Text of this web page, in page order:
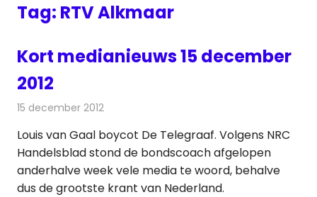
Tag: RTV Alkmaar
Kort medianieuws 15 december
2012
15 december 2012
Louis van Gaal boycot De Telegraaf. Volgens NRC
Handelsblad stond de bondscoach afgelopen
anderhalve week vele media te woord, behalve
dus de grootste krant van Nederland.